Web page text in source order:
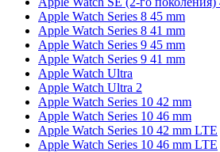
Apple Watch Series 8 45 mm
Apple Watch Series 8 41 mm
Apple Watch Series 9 45 mm
Apple Watch Series 9 41 mm
Apple Watch Ultra
Apple Watch Ultra 2
Apple Watch Series 10 42 mm
Apple Watch Series 10 46 mm
Apple Watch Series 10 42 mm LTE
Apple Watch Series 10 46 mm LTE